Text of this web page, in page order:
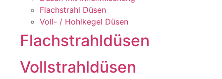
Flachstrahl Düsen
Voll- / Hohlkegel Düsen
Flachstrahldüsen
Vollstrahldüsen